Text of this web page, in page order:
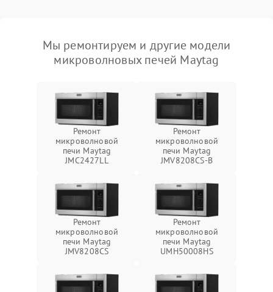
Мы ремонтируем и другие модели
микроволновых печей Maytag
Ремонт
микроволновой
печи Maytag
JMC2427LL
Ремонт
микроволновой
печи Maytag
JMV8208CS-B
Ремонт
микроволновой
печи Maytag
JMV8208CS
Ремонт
микроволновой
печи Maytag
UMH50008HS